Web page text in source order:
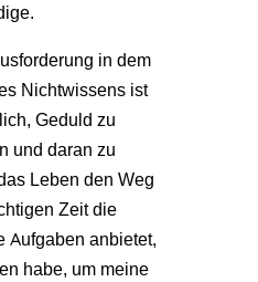
in dem
Nichtwissens ist
Geduld zu
und daran zu
Leben den Weg
Zeit die
Aufgaben anbietet,
habe, um meine